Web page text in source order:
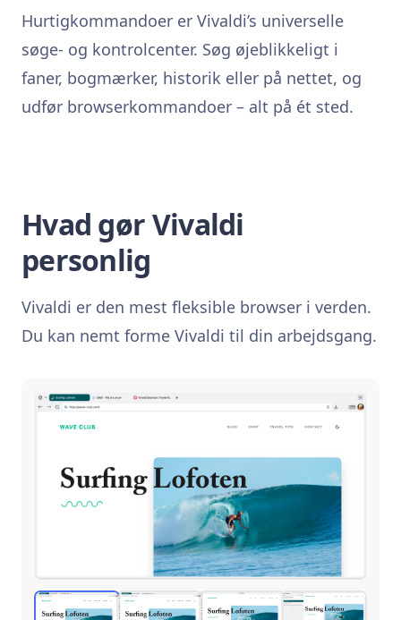
Hurtigkommandoer er Vivaldi’s universelle
søge- og kontrolcenter. Søg øjeblikkeligt i
faner, bogmærker, historik eller på nettet, og
udfør browserkommandoer – alt på ét sted.
Hvad gør Vivaldi
personlig
Vivaldi er den mest fleksible browser i verden.
Du kan nemt forme Vivaldi til din arbejdsgang.